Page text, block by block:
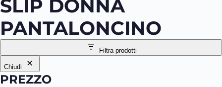
SLIP DONNA
PANTALONCINO
Filtra prodotti
Chiudi
PREZZO